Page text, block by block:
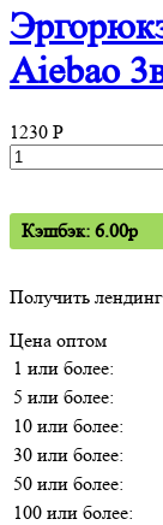
Aiebao
1230 P
Кэшбэк: 6.00p
Получить
Цена оптом
1 или более:
5 или более:
10 или более:
30 или более:
50 или более:
100 или более: